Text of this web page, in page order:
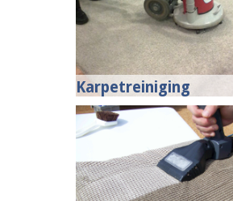
Karpetreiniging